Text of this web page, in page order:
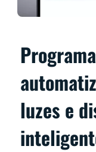
luzes e